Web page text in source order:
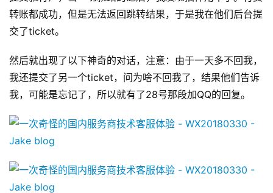
转账都成功，但是无法返回跳转结果，于是我在他们后台提
交了ticket。
然后就出现了以下神奇的对话，注意：由于一天多不回我，
我还提交了另一个ticket，问为啥不回我了，结果他们告诉
我，可能是忘记了，所以就有了28号那段加QQ的回复。